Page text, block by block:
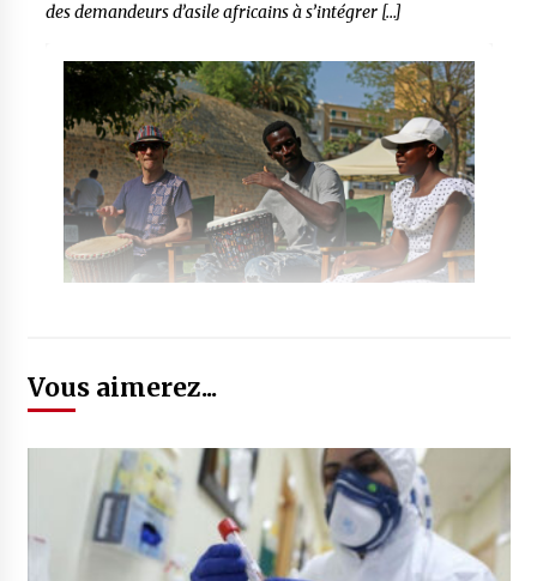
des demandeurs d’asile africains à s’intégrer […]
Vous aimerez...